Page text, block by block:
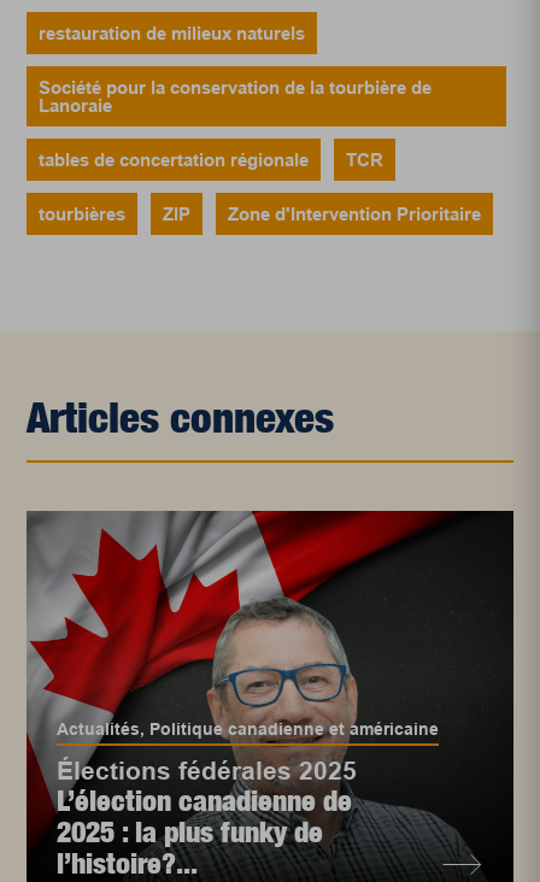
restauration de milieux naturels
Société pour la conservation de la tourbière de
Lanoraie
tables de concertation régionale TCR
tourbières ZIP Zone d'Intervention Prioritaire
Articles connexes
Actualités, Politique canadienne et américaine
Élections fédérales 2025
L’élection canadienne de
2025 : la plus funky de
l’histoire?...